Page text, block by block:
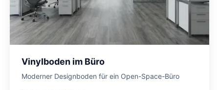
Vinylboden im Büro
Moderner Designboden für ein Open-Space-Büro